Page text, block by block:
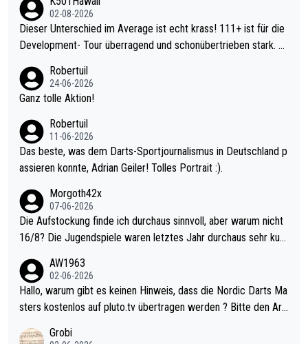
02-08-2026
Dieser Unterschied im Average ist echt krass! 111+ ist für die
Development- Tour überragend und schonübertrieben stark. U
mal 40+ erst recht. Da gewinnst keinen Blumentopf - ist ja noc
h krasser wie ein Pokalspiel eines Kreisligisten vs einem Bund
Robertuil
24-06-2026
Ganz tolle Aktion!
Robertuil
11-06-2026
Das beste, was dem Darts-Sportjournalismus in Deutschland p
assieren konnte, Adrian Geiler! Tolles Portrait :).
Morgoth42x
07-06-2026
Die Aufstockung finde ich durchaus sinnvoll, aber warum nicht
16/8? Die Jugendspiele waren letztes Jahr durchaus sehr kurz
Allerdings ist Mitchell Lawrie als Nummer 1 der Welt eh qualifi
ziert. Somit ändert die automatische Qualifikation des Weltmei
sters erstmal nichts. Ich denke sie wollen damit für nächstes J
ohl wenig WDF Turniere spielen. Dies war bei Archie Self letzt
AW1963
02-06-2026
Hallo, warum gibt es keinen Hinweis, dass die Nordic Darts Ma
sters kostenlos auf pluto.tv übertragen werden ? Bitte den Arti
Grobi